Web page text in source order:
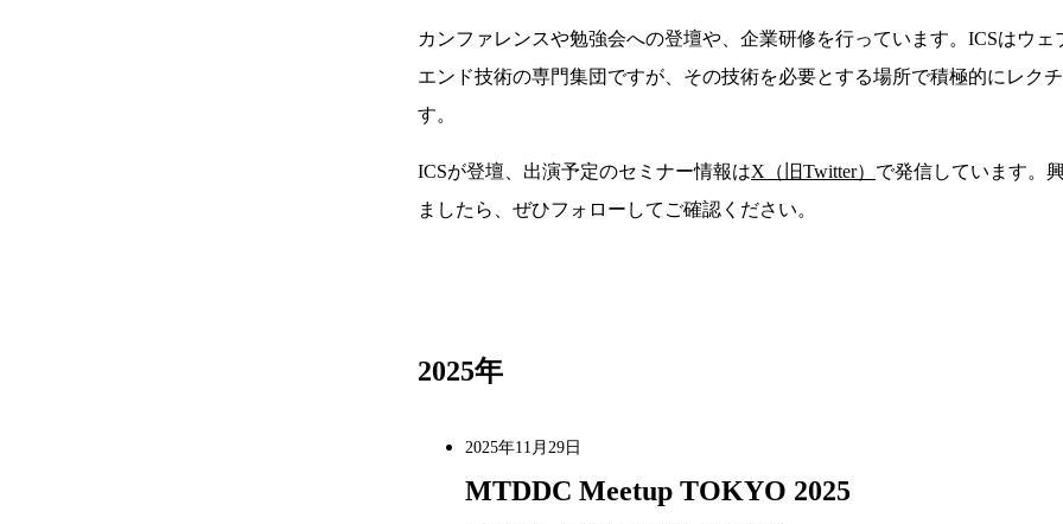
カンファレンスや勉強会への登壇や、企業研修を行っています。ICSはウェ
エンド技術の専門集団ですが、その技術を必要とする場所で積極的にレク
す。
ICSが登壇、出演予定のセミナー情報はX（旧Twitter） で発信しています。
ましたら、ぜひフォローしてご確認ください。
2025年
2025年11月29日
MTDDC Meetup TOKYO 2025